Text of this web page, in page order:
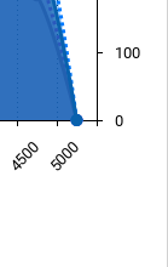
4500 5000
0
100